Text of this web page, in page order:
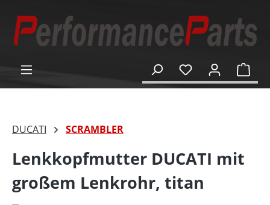
springen
DUCATI SCRAMBLER
Lenkkopfmutter DUCATI mit
großem Lenkrohr, titan